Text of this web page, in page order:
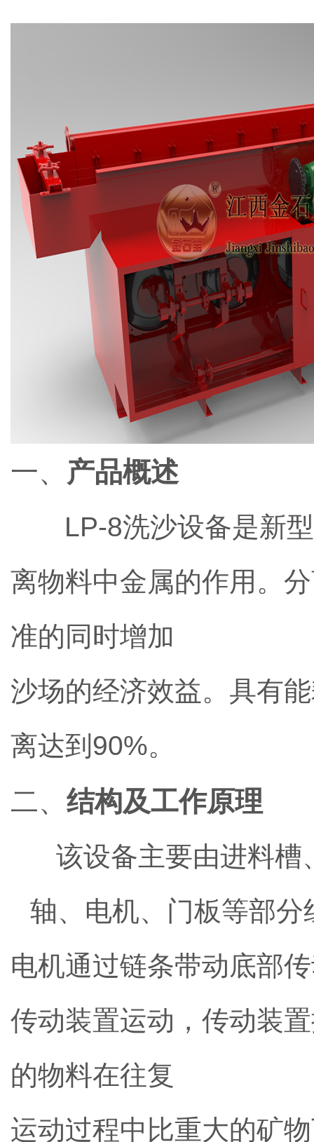
一、 产品概述
LP-8洗沙设备是新
离物料中金属的作用。
准的同时增加
沙场的经济效益。具有
离达到 90%。
二、 结构及工作原理
该设备主要由进料槽
轴、电机、门板等部分
电机通过链条带动底部
传动装置运动，传动装
的物料在往复
运动过程中比重大的矿